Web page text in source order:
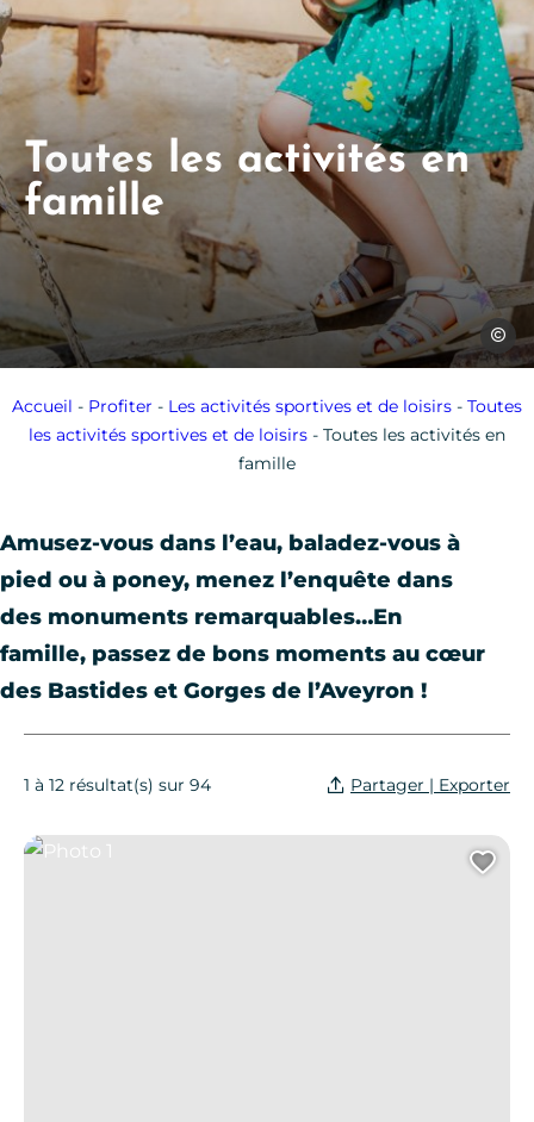
Les
Toutes les activités en
famille
Accueil - Profiter - Les activités sportives et de loisirs - Toutes
les activités sportives et de loisirs - Toutes les activités en
famille
Amusez-vous dans l’eau, baladez-vous à
pied ou à poney, menez l’enquête dans
des monuments remarquables…En
famille, passez de bons moments au cœur
des Bastides et Gorges de l’Aveyron !
1 à 12 résultat(s) sur 94 Partager | Exporter
Photo 1